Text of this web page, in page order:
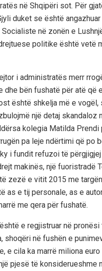
në Shqipëri sot. Për
duket se është
në zonën e
politike është vetë
i administratës merr
dhe bën fushatë për atë që
është shkelja më e vogël,
një detaj skandaloz
kolegia Matilda Prendi
pa leje ndërtimi që po
i fundit refuzoi të
makinës, një fuoristradë
zezë e vitit 2015 me
as e tij personale, as e
me qera për fushatë.
e regjistruar në pronësi
shoqëri në fushën e
e cila ka marrë miliona euro
pjesë të konsiderueshme